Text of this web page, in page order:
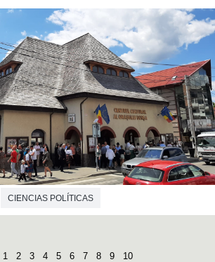
CIENCIAS POLÍTICAS
1 2 3 4 5 6 7 8 9
10